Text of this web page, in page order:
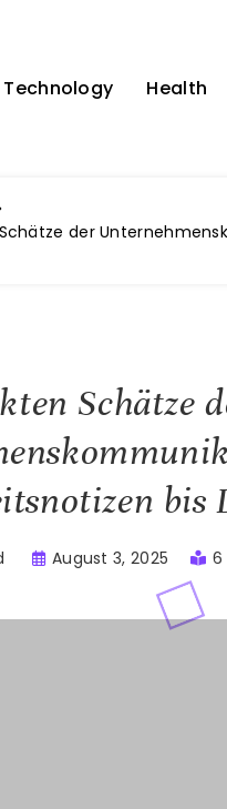
Technology Health
der
Schätze
bis
August 3, 2025 6